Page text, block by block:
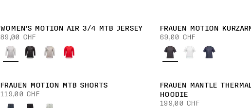
WOMEN'S MOTION AIR 3/4 MTB JERSEY
89,00 CHF
FRAUEN MOTION
69,00 CHF
FRAUEN MOTION MTB SHORTS
119,00 CHF
FRAUEN MANTLE
HOODIE
199,00 CHF